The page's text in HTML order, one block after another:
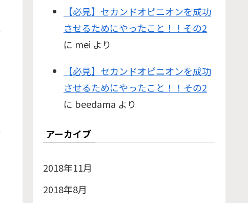
【必見】セカンドオピニオンを成功
させるためにやったこと！！その2
に mei より
【必見】セカンドオピニオンを成功
させるためにやったこと！！その2
に beedama より
アーカイブ
2018年11月
2018年8月